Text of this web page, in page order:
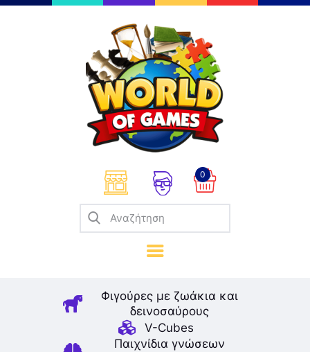
0
Φιγούρες με ζωάκια και
δεινοσαύρους
V-Cubes
Παιχνίδια γνώσεων
Επιτραπέζια
Παζλ
Παιχνίδια Καρτών
Σπαζοκεφαλιές
Κατασκευές
Καλλιτεχνικά
Μοντελισμός
Βιβλία
Παιχνίδια Ρόλων